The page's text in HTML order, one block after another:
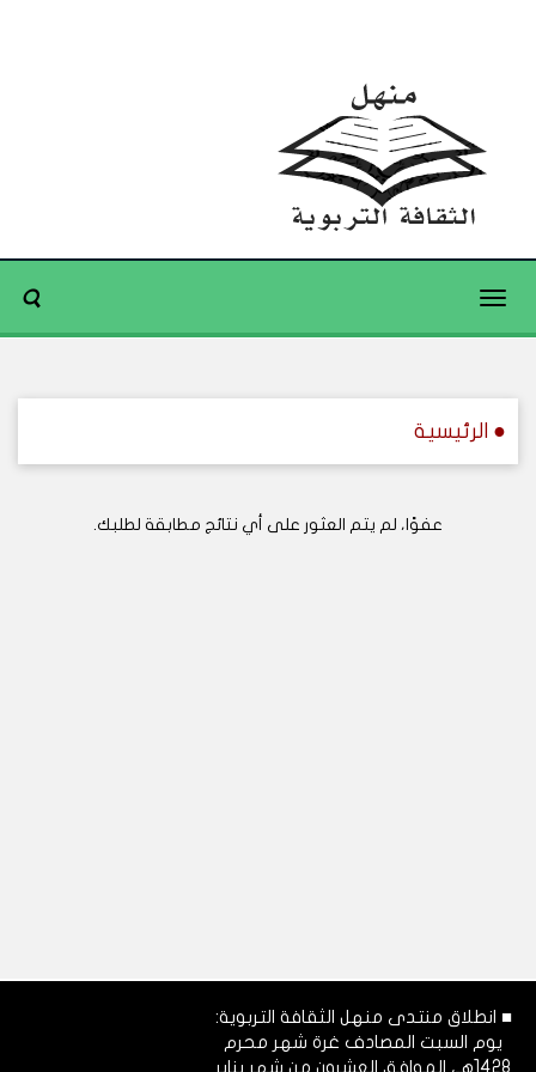
Toggle
● الرئيسية
عفوًا، لم يتم العثور على أي نتائج مطابقة لطلبك.
■ انطلاق منتدى منهل الثقافة التربوية:
يوم السبت المصادف غرة شهر محرم
1428هـ، الموافق العشرون من شهر يناير